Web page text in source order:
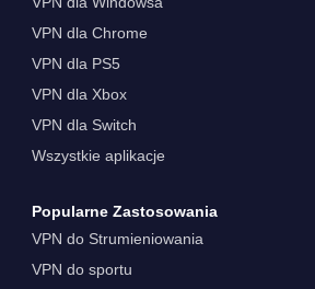
VPN dla Chrome
VPN dla PS5
VPN dla Xbox
VPN dla Switch
Wszystkie aplikacje
Popularne Zastosowania
VPN do Strumieniowania
VPN do sportu